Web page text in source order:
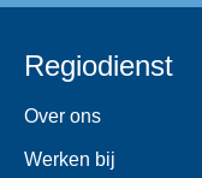
Regiodienst
Over ons
Werken bij